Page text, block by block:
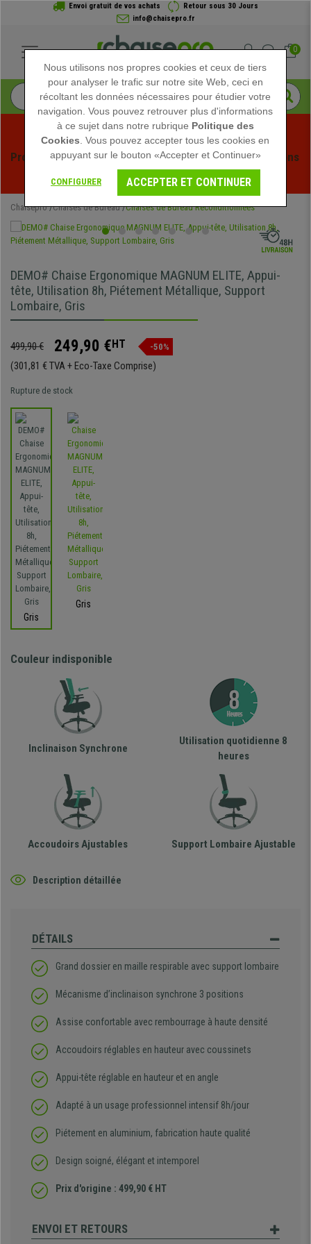
Envoi gratuit de vos achats
Retour sous 30 Jours
info@chaisepro.fr
0
Profitez des soldes d'été chez Chaisepro ! Des réductions
exclusives pour une durée limitée - Voir l'offre
Chaisepro Chaises de Bureau Chaises de Bureau Reconditionnées
DEMO# Chaise Ergonomique MAGNUM ELITE, Appui-
tête, Utilisation 8h, Piétement Métallique, Support
Lombaire, Gris
499,90 € 249,90 €HT -50%
(301,81 € TVA + Eco-Taxe Comprise)
Rupture de stock
Gris
Gris
Couleur indisponible
Inclinaison Synchrone
Utilisation quotidienne 8
heures
Accoudoirs Ajustables Support Lombaire Ajustable
Description détaillée
DÉTAILS
Grand dossier en maille respirable avec support lombaire
Mécanisme d’inclinaison synchrone 3 positions
Assise confortable avec rembourrage à haute densité
Accoudoirs réglables en hauteur avec coussinets
Appui-tête réglable en hauteur et en angle
Adapté à un usage professionnel intensif 8h/jour
Piétement en aluminium, fabrication haute qualité
Design soigné, élégant et intemporel
Prix d'origine : 499,90 € HT
ENVOI ET RETOURS
Nous utilisons nos propres cookies et ceux de tiers
pour analyser le trafic sur notre site Web, ceci en
récoltant les données nécessaires pour étudier votre
navigation. Vous pouvez retrouver plus d'informations
à ce sujet dans notre rubrique Politique des
Cookies . Vous pouvez accepter tous les cookies en
appuyant sur le bouton «Accepter et Continuer»
CONFIGURER ACCEPTER ET CONTINUER